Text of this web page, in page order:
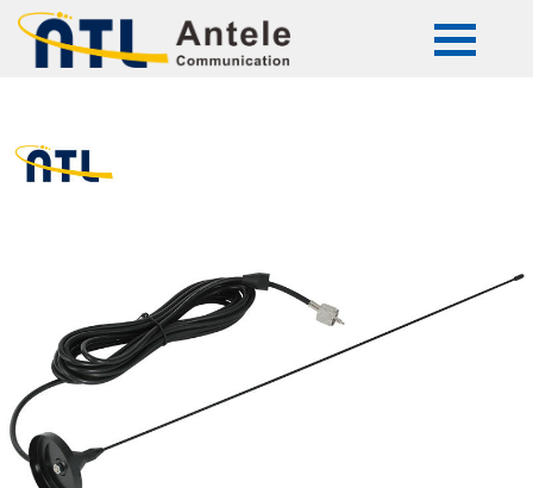
ATL-AL308